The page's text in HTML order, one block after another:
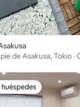
de Asakusa, Tokio ·